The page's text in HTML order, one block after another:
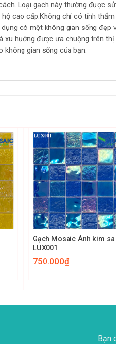
Loại gạch này thường được
hộ cao cấp.Không chỉ có tính
có một không gian sống đẹp
xu hướng được ưa chuộng trên
không gian sống của bạn.
+
Gạch Mosaic Ánh kim sa
LUX001
750.000₫
Bạn